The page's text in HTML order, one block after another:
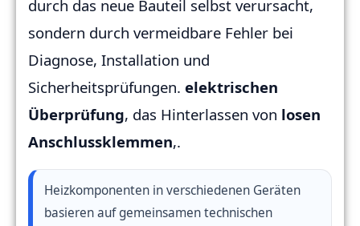
durch das neue Bauteil selbst verursacht,
sondern durch vermeidbare Fehler bei
Diagnose, Installation und
Sicherheitsprüfungen. elektrischen
Überprüfung, das Hinterlassen von losen
Anschlussklemmen,.
Heizkomponenten in verschiedenen Geräten
basieren auf gemeinsamen technischen